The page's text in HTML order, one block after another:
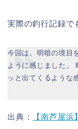
実際の釣行記録で
今回は、明暗の境目
ように感じました。
ッと出てくるような
出典： 【南芦屋浜